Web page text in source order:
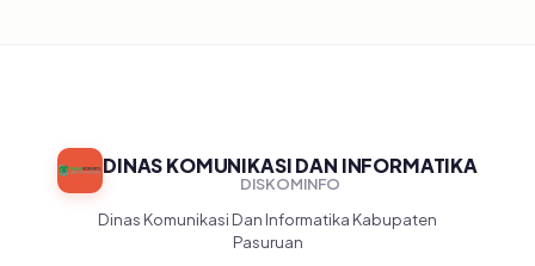
DINAS KOMUNIKASI DAN INFORMATIKA
DISKOMINFO
Dinas Komunikasi Dan Informatika Kabupaten
Pasuruan